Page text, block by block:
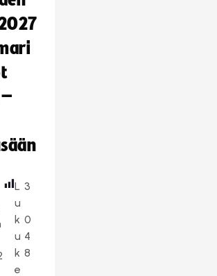
L
u
k
u
k
e
3
0
4
8